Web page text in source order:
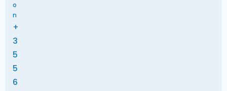
o
n
+
3
5
5
6